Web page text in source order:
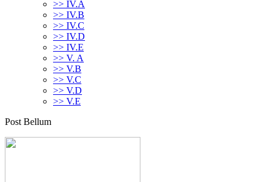
>> IV.A
>> IV.B
>> IV.C
>> IV.D
>> IV.E
>> V. A
>> V.B
>> V.C
>> V.D
>> V.E
Post Bellum